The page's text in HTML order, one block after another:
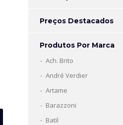
Preços Destacados
Produtos Por Marca
Ach. Brito
André Verdier
Artame
Barazzoni
Batil